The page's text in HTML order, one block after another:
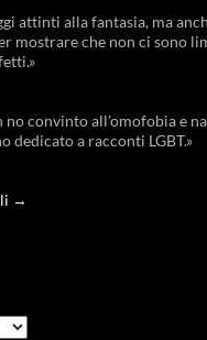
attinti alla fantasia, ma
mostrare che non ci sono
convinto all’omofobia e
dedicato a racconti LGBT.»
→